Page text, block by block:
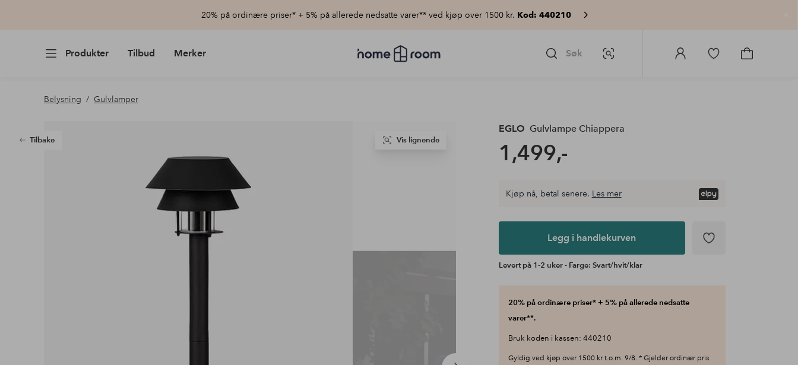
20% på ordinære priser* + 5% på allerede nedsatte varer** ved kjøp over 1500 kr. Kod: 440210
Produkter Tilbud Merker
Homeroom
–
Søk Bildesøk
Logg
Gå
Gå
Belysning Gulvlamper
Tilbake Vis lignende
EGLO Gulvlampe Chiappera
1,499,-
Kjøp nå, betal senere. Les mer
Legg i handlekurven
Levert på 1-2 uker - Farge: Svart/hvit/klar
20% på ordinære priser* + 5% på allerede nedsatte
varer**.
Bruk koden i kassen: 440210
Gyldig ved kjøp over 1500 kr t.o.m. 9/8. * Gjelder ordinær pris.